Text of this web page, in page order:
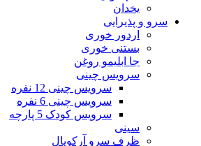
یخدان
سرو و پذیرایی
اردور خوری
بستنی خوری
جا ابلیمو روغن
سرویس چینی
سرویس چینی 12 نفره
سرویس چینی 6 نفره
سرویس کودک 5 پارچه
سینی
ظرف سرو آرکوپال